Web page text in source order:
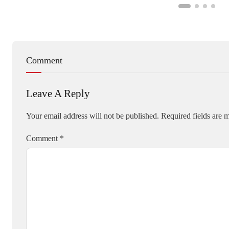
Comment
Leave A Reply
Your email address will not be published. Required fields are
Comment *